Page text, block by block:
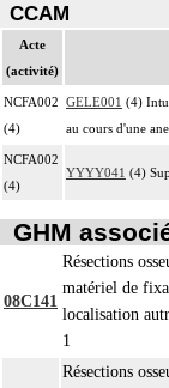
CCAM
Acte
(activité)
NCFA002
(4)
GELE001 (4)
au cours d'une
NCFA002
(4)
YYYY041 (4)
GHM
08C141
Résections
matériel de
localisation
1
Résections